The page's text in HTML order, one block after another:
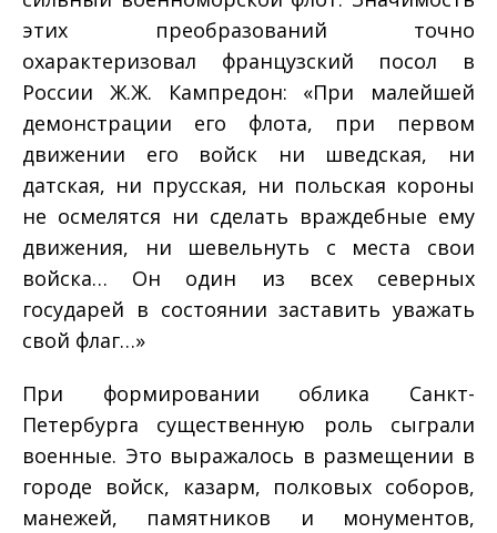
этих преобразований точно
охарактеризовал французский посол в
России Ж.­Ж. Кампредон: «При малейшей
демонстрации его флота, при первом
движении его войск ни шведская, ни
датская, ни прусская, ни польская короны
не осмелятся ни сделать враждебные ему
движения, ни шевельнуть с места свои
войска… Он один из всех северных
государей в состоянии заставить уважать
свой флаг…»
При формировании облика Санкт­
Петербурга существенную роль сыграли
военные. Это выражалось в размещении в
городе войск, казарм, полковых соборов,
манежей, памятников и монументов,